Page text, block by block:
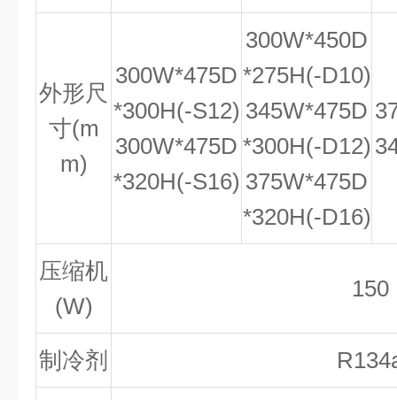
外形尺
寸(m
m)
300W*475D
*300H(-S12)
300W*475D
*320H(-S16)
300W*450D
*275H(-D10)
345W*475D
*300H(-D12)
375W*475D
*320H(-D16)
压缩机
(W)
150
制冷剂